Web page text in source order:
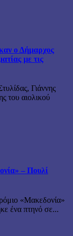
ο Δήμαρχος
με τις
Γιάννης
του αιολικού
– Πουλί
«Μακεδονία»
ένα πτηνό σε...